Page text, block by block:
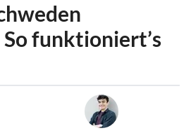
funktioniert’s